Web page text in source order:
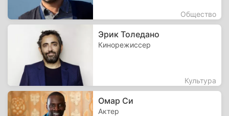
Общество
Эрик Толедано
Кинорежиссер
Культура
Омар Си
Актер